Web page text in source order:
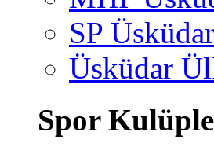
SP Üsküdar
Üsküdar
Spor